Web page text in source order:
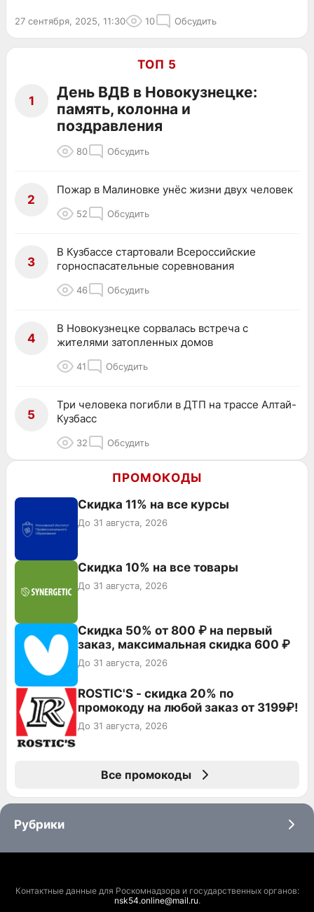
27 сентября, 2025, 11:30 10 Обсудить
ТОП 5
1
День ВДВ в Новокузнецке:
память, колонна и
поздравления
80 Обсудить
2
Пожар в Малиновке унёс жизни двух человек
52 Обсудить
3
В Кузбассе стартовали Всероссийские
горноспасательные соревнования
46 Обсудить
4
В Новокузнецке сорвалась встреча с
жителями затопленных домов
41 Обсудить
5
Три человека погибли в ДТП на трассе Алтай-
Кузбасс
32 Обсудить
ПРОМОКОДЫ
Скидка 11% на все курсы
До 31 августа, 2026
Скидка 10% на все товары
До 31 августа, 2026
Скидка 50% от 800 ₽ на первый
заказ, максимальная скидка 600 ₽
До 31 августа, 2026
ROSTIC'S - скидка 20% по
промокоду на любой заказ от 3199₽!
До 31 августа, 2026
Все промокоды
Рубрики
Контактные данные для Роскомнадзора и государственных органов:
nsk54.online@mail.ru.